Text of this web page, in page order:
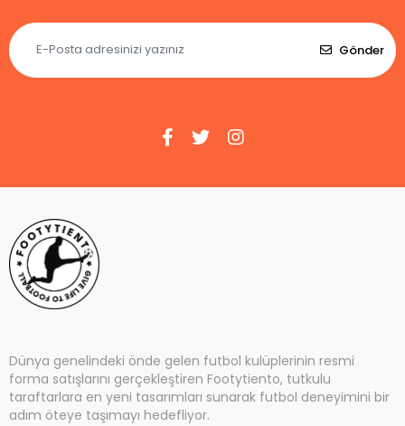
Gönder
Dünya genelindeki önde gelen futbol kulüplerinin resmi
forma satışlarını gerçekleştiren Footytiento, tutkulu
taraftarlara en yeni tasarımları sunarak futbol deneyimini bir
adım öteye taşımayı hedefliyor.